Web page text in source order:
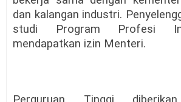
dan kalangan industri.
studi Program Profesi
mendapatkan izin Menteri.